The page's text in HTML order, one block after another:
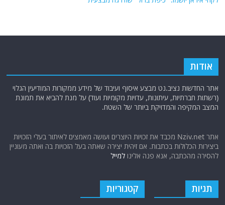
אודות
אתר החדשות נציב.נט מבצע איסוף ועיבוד של מידע ממקורות המודיעין הגלוי
(רשתות חברתיות, עיתונות, עדויות מקומיות ועוד) על מנת להביא את תמונת
המצב המקיפה והמדויקת ביותר של השטח.
אתר Nziv.net מכבד את זכויות היוצרים ועושה מאמצים לאיתור בעלי הזכויות
ביצירות הכלולות בכתבות. אם זיהית יצירה שאתה בעל הזכויות בה ואתה מעוניין
להסירה מהכתבה, אנא פנה אלינולמייל
תגיות קטגוריות